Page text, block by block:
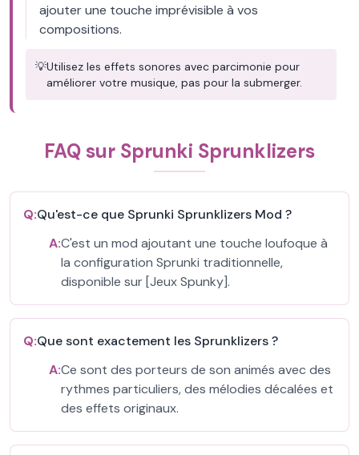
ajouter une touche imprévisible à vos
compositions.
💡Utilisez les effets sonores avec parcimonie pour
améliorer votre musique, pas pour la submerger.
FAQ sur Sprunki Sprunklizers
Q:Qu'est-ce que Sprunki Sprunklizers Mod ?
A:C'est un mod ajoutant une touche loufoque à
la configuration Sprunki traditionnelle,
disponible sur [Jeux Spunky].
Q:Que sont exactement les Sprunklizers ?
A:Ce sont des porteurs de son animés avec des
rythmes particuliers, des mélodies décalées et
des effets originaux.